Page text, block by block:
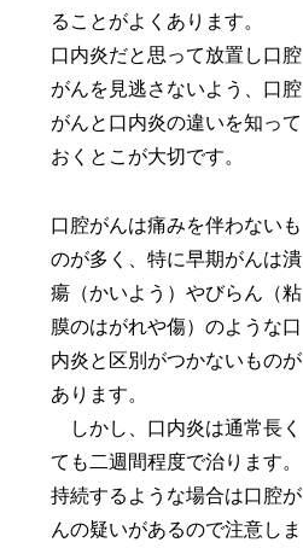
ることがよくあります。
口内炎だと思って放置し口腔
がんを見逃さないよう、口腔
がんと口内炎の違いを知って
おくとこが大切です。
口腔がんは痛みを伴わないも
のが多く、特に早期がんは潰
瘍（かいよう）やびらん（粘
膜のはがれや傷）のような口
内炎と区別がつかないものが
あります。
しかし、口内炎は通常長く
ても二週間程度で治ります。
持続するような場合は口腔が
んの疑いがあるので注意しま